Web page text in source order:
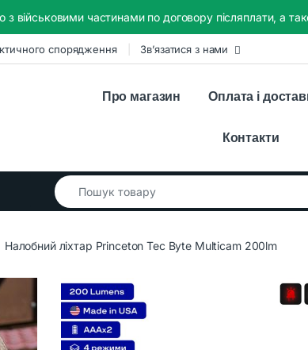
спорядження Зв’язатися з нами
Про магазин Оплата і
Контакти
Search for:
Налобний ліхтар Princeton Tec Byte Multicam 200lm
військовими частинами по договору післяплати, а